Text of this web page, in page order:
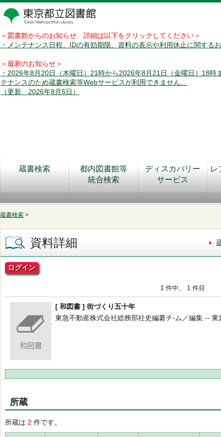
＜図書館からのお知らせ 詳細は以下をクリックしてください＞
・メンテナンス日程、IDの有効期限、資料の表示や利用休止に関する
＜最新のお知らせ＞
・2026年8月20日（木曜日）21時から2026年8月21日（金曜日）18時
テナンスのため蔵書検索等Webサービスが利用できません。
（更新 2026年8月5日）
蔵書検索
都内図書館等
統合検索
ディスカバリー
サービス
レ
蔵書検索 >
資料詳細
ログイン
1 件中、 1 件目
[ 和図書 ] 街づくり五十年
東急不動産株式会社総務部社史編纂チ-ム／編集 --
所蔵
所蔵は 2 件です。